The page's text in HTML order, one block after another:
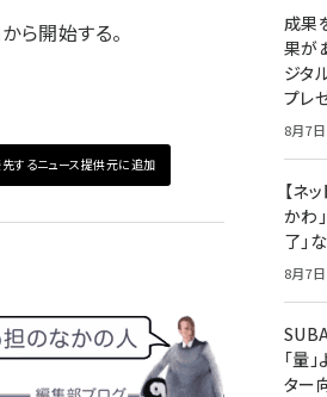
開始する。
するニュース提供元に追加
成果
果が
ジタ
プレ
8月7
【ネ
かわ
了」
8月7
「量
ター